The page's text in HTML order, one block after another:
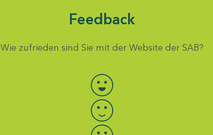
Feedback
Wie zufrieden sind Sie mit der Website der SAB?
Bewertung auswählen